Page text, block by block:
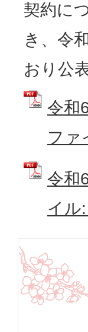
契約に
き、令
おり公
令和
ファ
令和
イル